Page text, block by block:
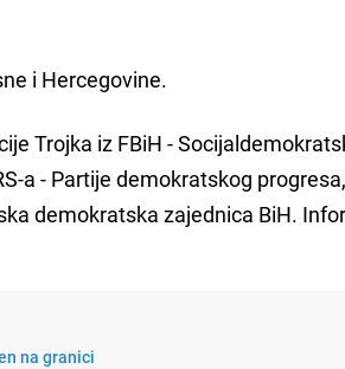
i Hercegovine.
Trojka iz FBiH -
a - Partije demokratskog
demokratska zajednica BiH.
na granici